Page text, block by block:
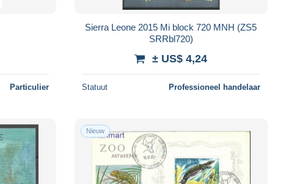
Particulier
Sierra Leone 2015 Mi block 720 MNH (ZS5
SRRbl720)
± US$ 4,24
Statuut Professioneel handelaar
Nieuw